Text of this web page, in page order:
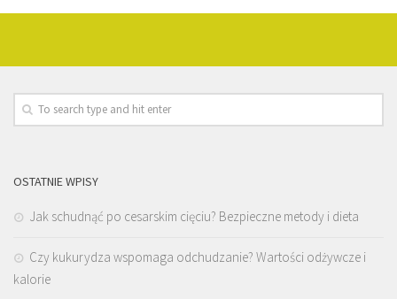
OSTATNIE WPISY
Jak schudnąć po cesarskim cięciu? Bezpieczne metody i dieta
Czy kukurydza wspomaga odchudzanie? Wartości odżywcze i
kalorie